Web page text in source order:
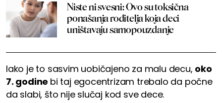
Niste ni svesni: Ovo su toksična
ponašanja roditelja koja deci
uništavaju samopouzdanje
Iako je to sasvim uobičajeno za malu decu, oko
7. godine bi taj egocentrizam trebalo da počne
da slabi, što nije slučaj kod sve dece.